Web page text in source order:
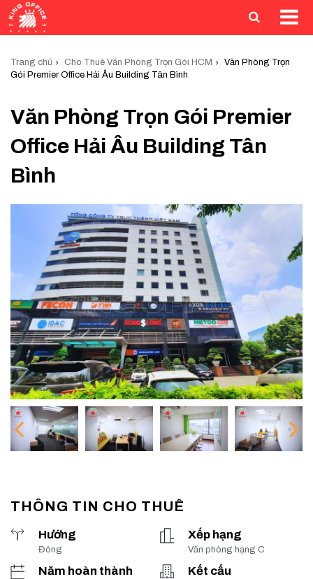
Trang chủ Cho Thuê Văn Phòng Trọn Gói HCM
Văn Phòng Trọn
Gói Premier Office Hải Âu Building Tân Bình
Văn Phòng Trọn Gói Premier
Office Hải Âu Building Tân
Bình
THÔNG TIN CHO THUÊ
Hướng
Đông
Xếp hạng
Văn phòng hạng C
Năm hoàn thành Kết cấu